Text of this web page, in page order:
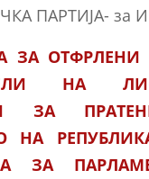
ПАРТИЈА- за
ЗА
НА
ЗА
НА
ЗА